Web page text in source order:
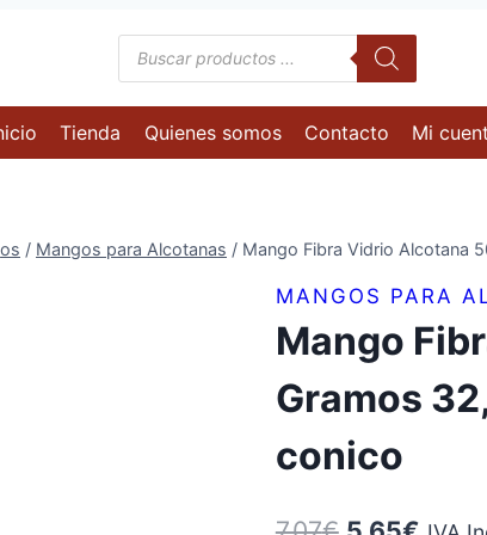
Búsqueda
de
productos
Tienda Quienes somos Contacto Mi
/ Mangos para Alcotanas / Mango Fibra Vidrio Alcotana
MANGOS PARA
Mango
Gramos
conico